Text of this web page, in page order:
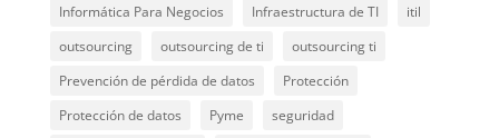
Informática Para Negocios
Infraestructura de TI
itil
outsourcing
outsourcing de ti
outsourcing ti
Prevención de pérdida de datos
Protección
Protección de datos
Pyme
seguridad